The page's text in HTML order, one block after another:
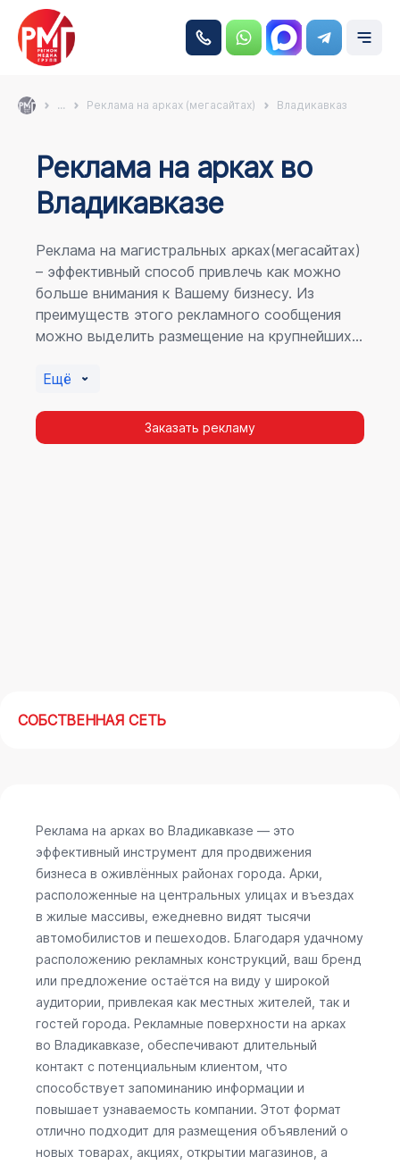
... Реклама на арках (мегасайтах) Владикавказ
Реклама на аркаx во
Владикавказе
Реклама на магистральных арках(мегасайтах)
– эффективный способ привлечь как можно
больше внимания к Вашему бизнесу. Из
преимуществ этого рекламного сообщения
можно выделить размещение на крупнейших
пешеходному потоку расположение в прямой
повторных контактов.
Ещё
Заказать рекламу
СОБСТВЕННАЯ СЕТЬ
Реклама на арках во Владикавказе — это
эффективный инструмент для продвижения
бизнеса в оживлённых районах города. Арки,
расположенные на центральных улицах и въездах
в жилые массивы, ежедневно видят тысячи
автомобилистов и пешеходов. Благодаря удачному
расположению рекламных конструкций, ваш бренд
или предложение остаётся на виду у широкой
аудитории, привлекая как местных жителей, так и
гостей города. Рекламные поверхности на арках
во Владикавказе, обеспечивают длительный
контакт с потенциальным клиентом, что
способствует запоминанию информации и
повышает узнаваемость компании. Этот формат
отлично подходит для размещения объявлений о
новых товарах, акциях, открытии магазинов, а